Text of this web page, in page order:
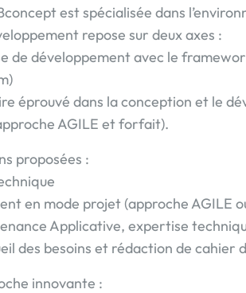
est spécialisée dans
repose sur deux axes :
de développement avec le
éprouvé dans la conception et le
AGILE et forfait).
proposées :
en mode projet (approche AGILE
Applicative, expertise
des besoins et rédaction de cahier
innovante :